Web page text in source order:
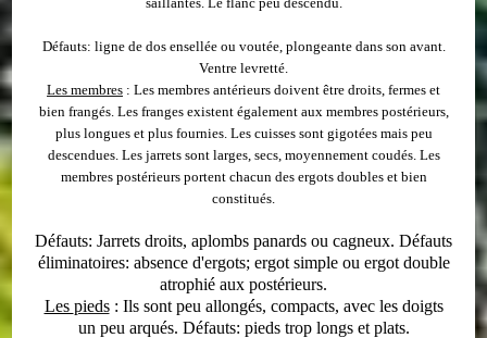
Défauts: ligne de dos ensellée ou voutée, plongeante dans son avant.
Ventre levretté.
Les membres : Les membres antérieurs doivent être droits, fermes et
bien frangés. Les franges existent également aux membres postérieurs,
plus longues et plus fournies. Les cuisses sont gigotées mais peu
descendues. Les jarrets sont larges, secs, moyennement coudés. Les
membres postérieurs portent chacun des ergots doubles et bien
constitués.
Défauts: Jarrets droits, aplombs panards ou cagneux. Défauts
éliminatoires: absence d'ergots; ergot simple ou ergot double
atrophié aux postérieurs.
Les pieds: Ils sont peu allongés, compacts, avec les doigts
un peu arqués. Défauts: pieds trop longs et plats.